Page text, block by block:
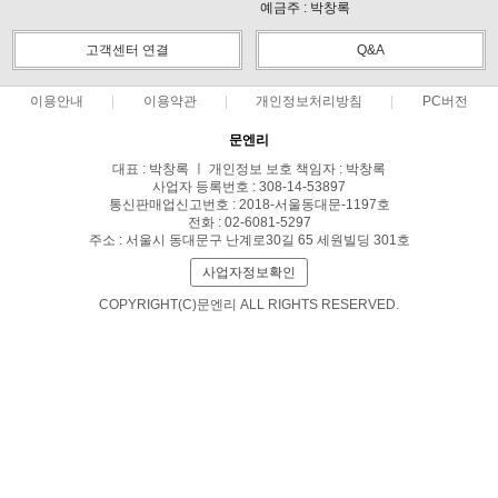
예금주 : 박창록
고객센터 연결 Q&A
이용안내 이용약관 개인정보처리방침 PC버전
문엔리
대표 : 박창록 ㅣ 개인정보 보호 책임자 : 박창록
사업자 등록번호 : 308-14-53897
통신판매업신고번호 : 2018-서울동대문-1197호
전화 : 02-6081-5297
주소 : 서울시 동대문구 난계로30길 65 세원빌딩 301호
사업자정보확인
COPYRIGHT(C)문엔리 ALL RIGHTS RESERVED.